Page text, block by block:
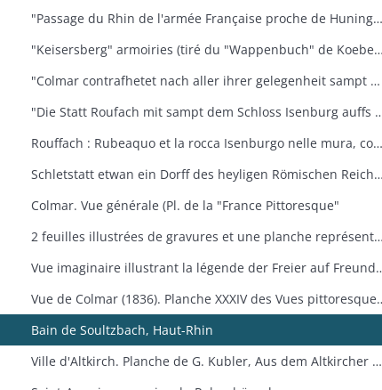
"Passage du Rhin de l'armée Française proche de Huninguen et la rencontre qu'elle eut ensuite avec celle de l'Empereur, arrivé le 14 octobre 1702 après midi"
"Keisersberg" armoiries (tiré du "Wappenbuch" de Koebel, Jiii, 1545). Au v° Ratisbonne
"Colmar contrafhetet nach aller ihrer gelegenheit sampt umbligenden landschafft" Vue cavalière. (Extr. de la "Cosmographie universelle" de S. Munster, III. Buch", von dem Teüschen land" DCLII-DCLIII, 1548). Texte all. an v°
"Die Statt Roufach mit sampt dem Schloss Isenburg auffs fleissigest nach jetsiger Gelegenheit contrafehtet" Vue
Rouffach : Rubeaquo et la rocca Isenburgo nelle mura, come si trova à nostra età veramente espressa. Vue cavalière. (Ext. De la Cosmographie universelle de S. Munster, Lib. III Della Germania, p. 504-505. Texte italien an v°
Schletstatt etwan ein Dorff des heyligen Römischen Reichs : aber jetzt ein zieliehe Statt. (Extr. de la "Cosmographie universelle" de S. Munster, III. Buch", von dem Teüschen land" DCLII-DCLIII, 1548) Texte all. An v°
Colmar. Vue générale (Pl. de la "France Pittoresque"
2 feuilles illustrées de gravures et une planche représentant le Hugstein près de Guebwiller (haut-Rhin), entrée principale. Elles doivent faire partie d'un ouvrage général sur le Hugstein
Vue imaginaire
Vue de Colmar (1836).
Bain de Soultzbach, Haut-Rhin
Ville d'Altkirch. Planche de G. Kubler, Aus dem Altkircher Archiv (1912)